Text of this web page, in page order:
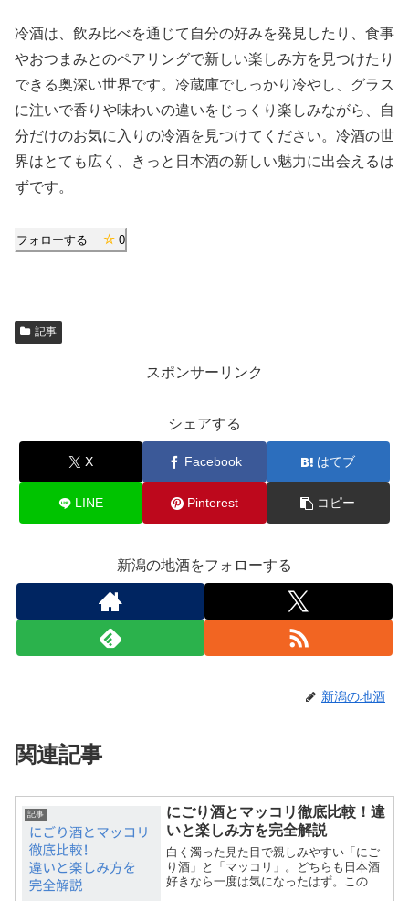
冷酒は、飲み比べを通じて自分の好みを発見したり、食事
やおつまみとのペアリングで新しい楽しみ方を見つけたり
できる奥深い世界です。冷蔵庫でしっかり冷やし、グラス
に注いで香りや味わいの違いをじっくり楽しみながら、自
分だけのお気に入りの冷酒を見つけてください。冷酒の世
界はとても広く、きっと日本酒の新しい魅力に出会えるは
ずです。
フォローする 0
記事
スポンサーリンク
シェアする
X Facebook はてブ
LINE Pinterest コピー
新潟の地酒をフォローする
新潟の地酒
関連記事
記事
にごり酒とマッコリ徹底比較！違
いと楽しみ方を完全解説
白く濁った見た目で親しみやすい「にご
り酒」と「マッコリ」。どちらも日本酒
好きなら一度は気になったはず。この二